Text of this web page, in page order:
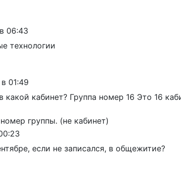
в 06:43
технологии
в 01:49
кабинет? Группа номер 16 Это 16
группы. (не кабинет)
если не записался, в общежитие?